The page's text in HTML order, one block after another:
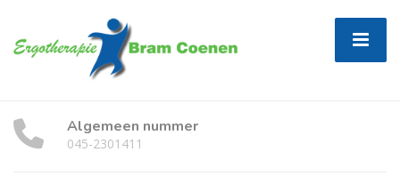
Algemeen nummer
045-2301411